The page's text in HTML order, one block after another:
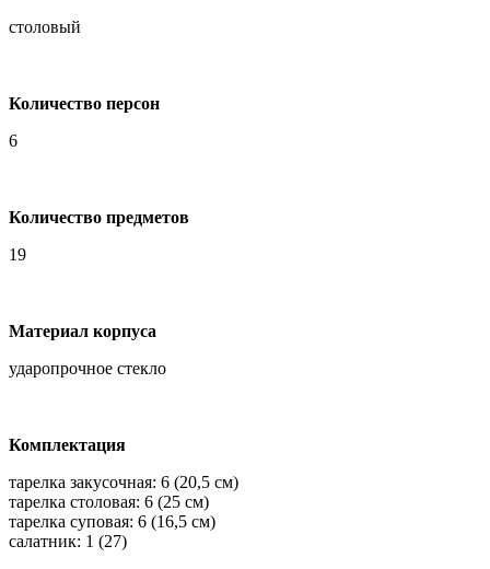
столовый
Количество персон
6
Количество предметов
19
Материал корпуса
ударопрочное стекло
Комплектация
тарелка закусочная: 6 (20,5 см)
тарелка столовая: 6 (25 см)
тарелка суповая: 6 (16,5 см)
салатник: 1 (27)